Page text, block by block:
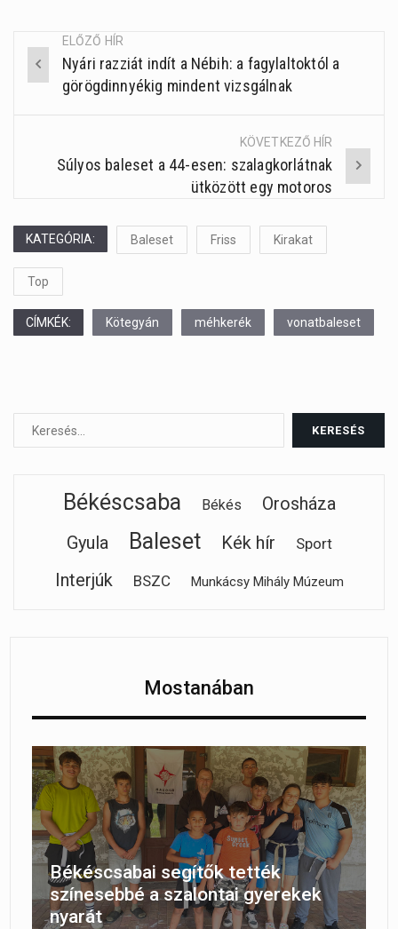
Post
navigation
ELŐZŐ HÍR
Nyári razziát indít a Nébih: a fagylaltoktól a
görögdinnyékig mindent vizsgálnak
KÖVETKEZŐ HÍR
Súlyos baleset a 44-esen: szalagkorlátnak
ütközött egy motoros
KATEGÓRIA: Baleset Friss Kirakat
Top
CÍMKÉK: Kötegyán méhkerék vonatbaleset
Békéscsaba Békés
Orosháza
Gyula
Baleset Kék hír Sport
Interjúk BSZC Munkácsy Mihály Múzeum
Mostanában
Békéscsabai segítők tették
színesebbé a szalontai gyerekek
nyarát